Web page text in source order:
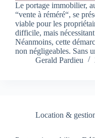
Le portage immobilier,
“vente à réméré“, se
viable pour les
difficile, mais
Néanmoins, cette
non négligeables. Sans
Gerald Pardieu
Location &